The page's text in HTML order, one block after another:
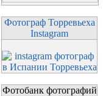
Фотограф Торревьеха
Instagram
Фотобанк фотографий